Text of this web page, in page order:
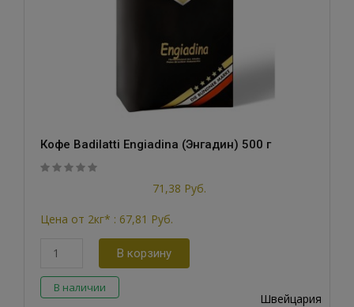
Кофе Badilatti Engiadina (Энгадин) 500 г
71,38 Руб.
on
ratings
В наличии
Цена от 2кг* : 67,81 Руб.
В корзину
Швейцария